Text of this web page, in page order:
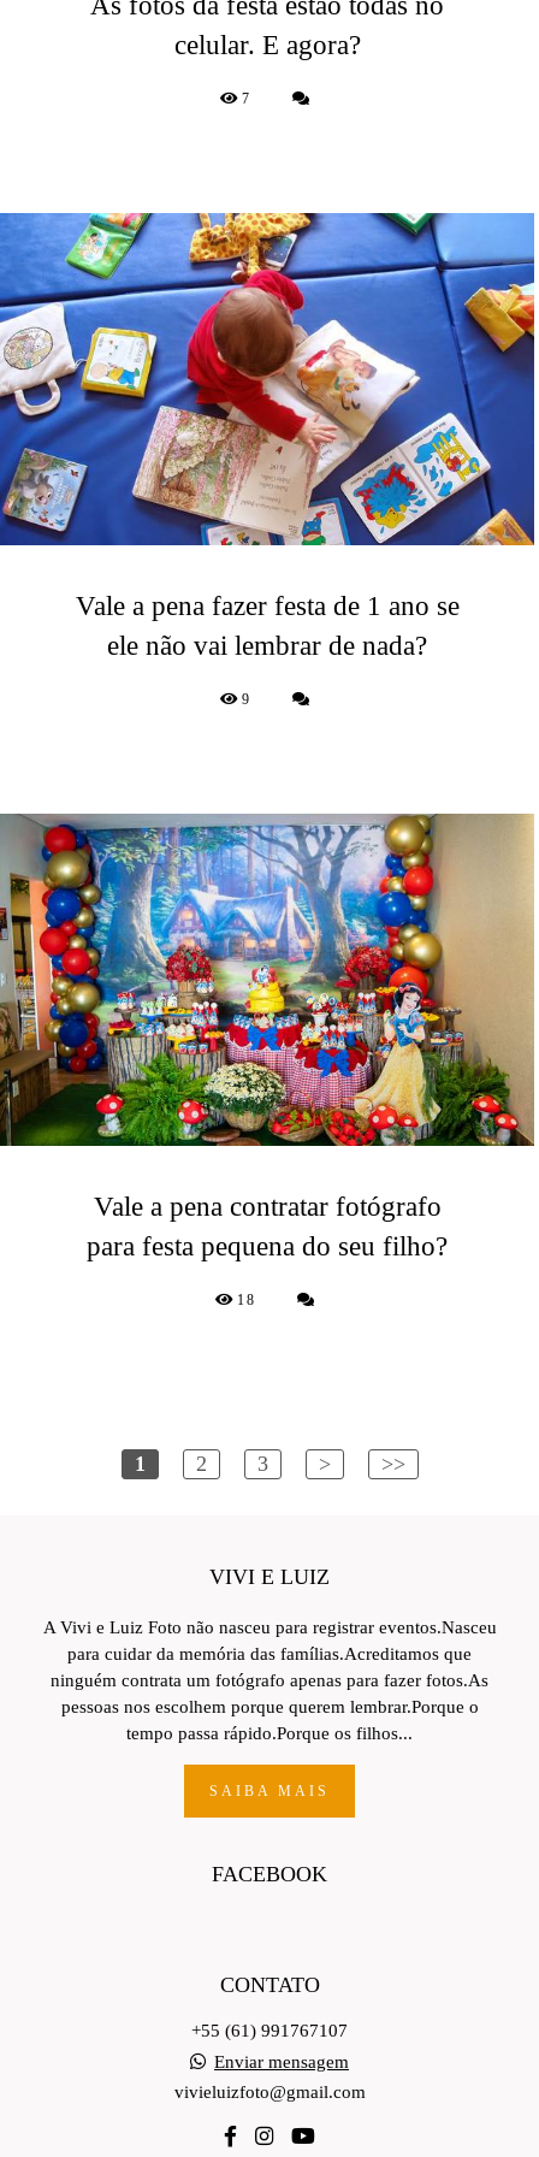
celular. E agora?
7
Vale a pena fazer festa de 1 ano se
ele não vai lembrar de nada?
9
Vale a pena contratar fotógrafo
para festa pequena do seu filho?
18
1 2 3 > >>
VIVI E LUIZ
A Vivi e Luiz Foto não nasceu para registrar eventos.Nasceu
para cuidar da memória das famílias.Acreditamos que
ninguém contrata um fotógrafo apenas para fazer fotos.As
pessoas nos escolhem porque querem lembrar.Porque o
tempo passa rápido.Porque os filhos...
SAIBA MAIS
FACEBOOK
CONTATO
+55 (61) 991767107
Enviar mensagem
vivieluizfoto@gmail.com